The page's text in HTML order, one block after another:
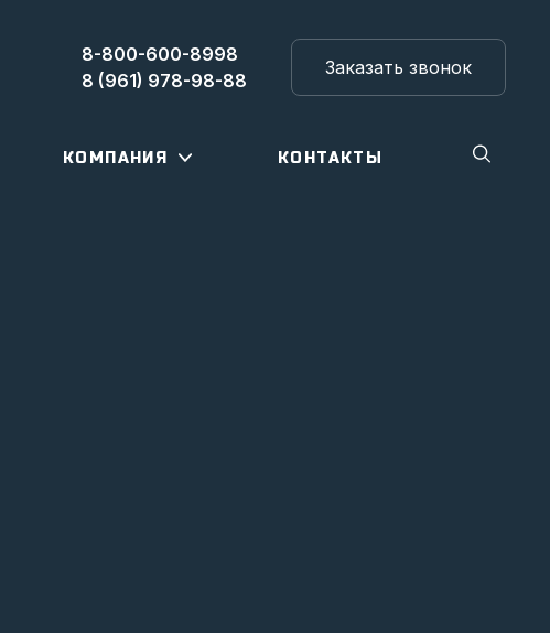
8-800-600-8998
8 (961) 978-98-88
Заказать звонок
КОМПАНИЯ КОНТАКТЫ